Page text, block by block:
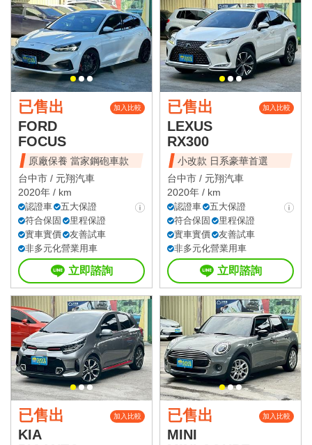
已售出 加入比較
FORD
FOCUS
原廠保養 當家鋼砲車款
台中市 / 元翔汽車
2020年 / km
認證車
五大保證
符合保固
里程保證
實車實價
友善試車
非多元化營業用車
立即諮詢
已售出 加入比較
LEXUS
RX300
小改款 日系豪華首選
台中市 / 元翔汽車
2020年 / km
認證車
五大保證
符合保固
里程保證
實車實價
友善試車
非多元化營業用車
立即諮詢
已售出 加入比較
KIA
已售出 加入比較
MINI